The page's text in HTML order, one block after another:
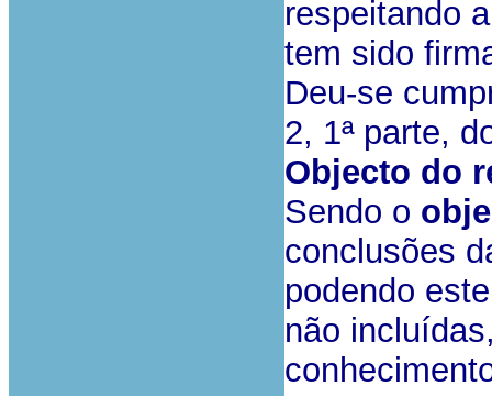
respeitando
tem sido
Deu-se
2, 1ª parte,
Objecto do
Sendo o
conclusões
podendo
não